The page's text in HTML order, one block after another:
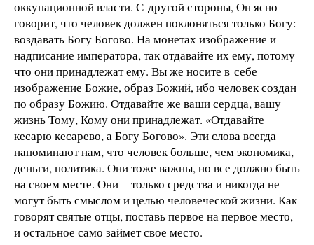
оккупационной власти. С другой стороны, Он ясно
говорит, что человек должен поклоняться только Богу:
воздавать Богу Богово. На монетах изображение и
надписание императора, так отдавайте их ему, потому
что они принадлежат ему. Вы же носите в себе
изображение Божие, образ Божий, ибо человек создан
по образу Божию. Отдавайте же ваши сердца, вашу
жизнь Тому, Кому они принадлежат. «Отдавайте
кесарю кесарево, а Богу Богово». Эти слова всегда
напоминают нам, что человек больше, чем экономика,
деньги, политика. Они тоже важны, но все должно быть
на своем месте. Они – только средства и никогда не
могут быть смыслом и целью человеческой жизни. Как
говорят святые отцы, поставь первое на первое место,
и остальное само займет свое место.